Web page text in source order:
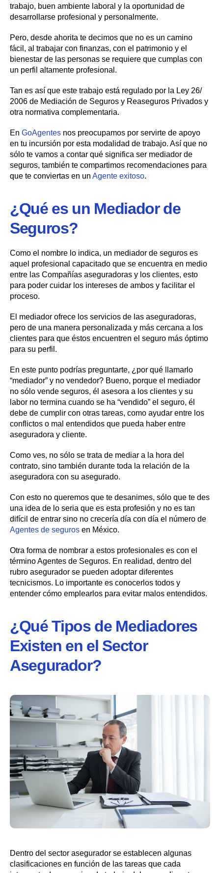
trabajo, buen ambiente laboral y la oportunidad de
desarrollarse profesional y personalmente.
Pero, desde ahorita te decimos que no es un camino
fácil, al trabajar con finanzas, con el patrimonio y el
bienestar de las personas se requiere que cumplas con
un perfil altamente profesional.
Tan es así que este trabajo está regulado por la Ley 26/
2006 de Mediación de Seguros y Reaseguros Privados y
otra normativa complementaria.
En GoAgentes nos preocupamos por servirte de apoyo
en tu incursión por esta modalidad de trabajo. Así que no
sólo te vamos a contar qué significa ser mediador de
seguros, también te compartimos recomendaciones para
que te conviertas en un Agente exitoso.
¿Qué es un Mediador de
Seguros?
Como el nombre lo indica, un mediador de seguros es
aquel profesional capacitado que se encuentra en medio
entre las Compañías aseguradoras y los clientes, esto
para poder cuidar los intereses de ambos y facilitar el
proceso.
El mediador ofrece los servicios de las aseguradoras,
pero de una manera personalizada y más cercana a los
clientes para que éstos encuentren el seguro más óptimo
para su perfil.
En este punto podrías preguntarte, ¿por qué llamarlo
“mediador” y no vendedor? Bueno, porque el mediador
no sólo vende seguros, él asesora a los clientes y su
labor no termina cuando se ha “vendido” el seguro, él
debe de cumplir con otras tareas, como ayudar entre los
conflictos o mal entendidos que pueda haber entre
aseguradora y cliente.
Como ves, no sólo se trata de mediar a la hora del
contrato, sino también durante toda la relación de la
aseguradora con su asegurado.
Con esto no queremos que te desanimes, sólo que te des
una idea de lo seria que es esta profesión y no es tan
difícil de entrar sino no crecería día con día el número de
Agentes de seguros en México.
Otra forma de nombrar a estos profesionales es con el
término Agentes de Seguros. En realidad, dentro del
rubro asegurador se pueden adoptar diferentes
tecnicismos. Lo importante es conocerlos todos y
entender cómo emplearlos para evitar malos entendidos.
¿Qué Tipos de Mediadores
Existen en el Sector
Asegurador?
Dentro del sector asegurador se establecen algunas
clasificaciones en función de las tareas que cada